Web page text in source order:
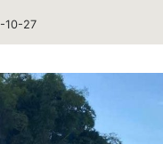
10-27